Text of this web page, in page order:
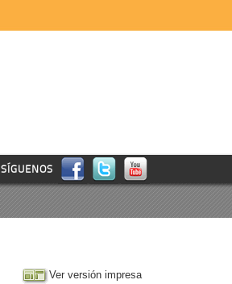
SÍGUENOS
Ver versión impresa